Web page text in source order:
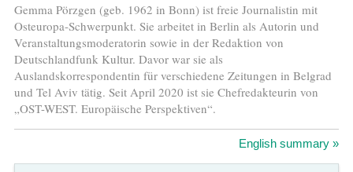
Nachbestellen
Abonnieren
Kontakt
Gemma Pörzgen (geb. 1962 in Bonn) ist freie Journalistin mit
Osteuropa-Schwerpunkt. Sie arbeitet in Berlin als Autorin und
Veranstaltungsmoderatorin sowie in der Redaktion von
Deutschlandfunk Kultur. Davor war sie als
Auslandskorrespondentin für verschiedene Zeitungen in Belgrad
und Tel Aviv tätig. Seit April 2020 ist sie Chefredakteurin von
„OST-WEST. Europäische Perspektiven“.
English summary »